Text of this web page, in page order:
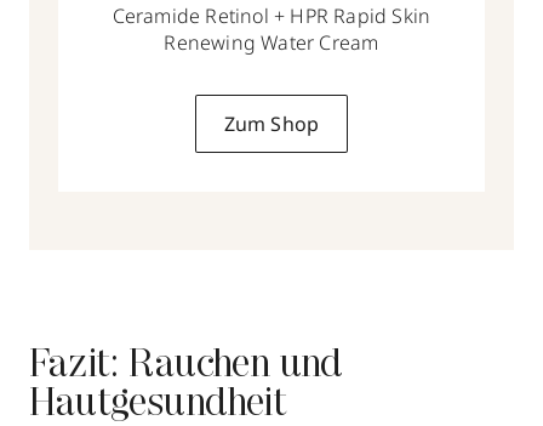
Ceramide Retinol + HPR Rapid Skin
Renewing Water Cream
Zum Shop
Fazit: Rauchen und
Hautgesundheit